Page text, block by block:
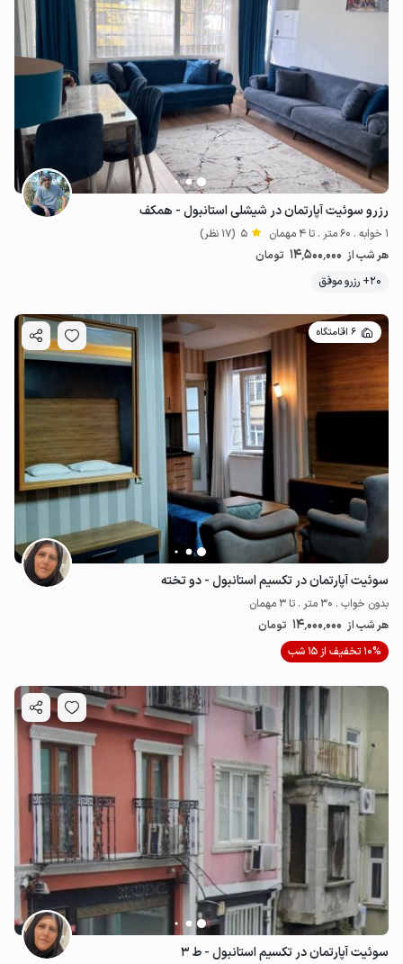
14.5 میلیون ت 5
3.3میلیون ت 5
رزرو سوئیت آپارتمان در شیشلی استانبول - همکف
1 خوابه . 60 متر . تا 4 مهمان 5 (17 نظر)
هر شب از 14٬500٬000 تومان
20+ رزرو موفق
6 اقامتگاه
سوئیت آپارتمان در تکسیم استانبول - دو تخته
بدون خواب . 30 متر . تا 3 مهمان
هر شب از 14٬000٬000 تومان
10% تخفیف از 15 شب
سوئیت آپارتمان در تکسیم استانبول - ط ۳